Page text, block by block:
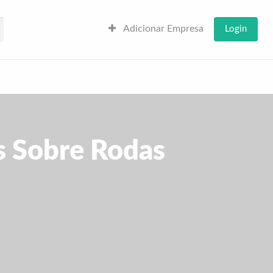
Adicionar Empresa Login
Sobre Rodas